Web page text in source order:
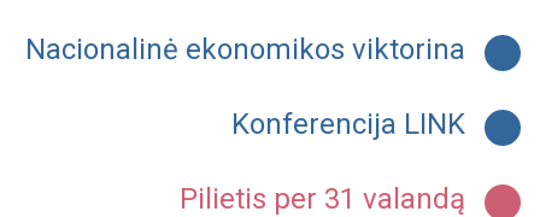
Nacionalinė ekonomikos viktorina
Konferencija LINK
Pilietis per 31 valandą